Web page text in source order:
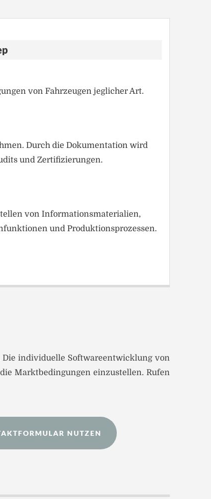
von Fahrzeugen jeglicher Art.
Durch die Dokumentation wird
und Zertifizierungen.
von Informationsmaterialien,
und Produktionsprozessen.
Die individuelle Softwareentwicklung von
Marktbedingungen einzustellen. Rufen
NUTZEN